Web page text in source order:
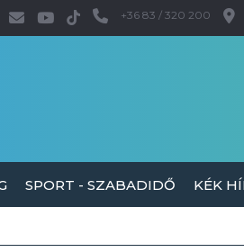
+36 83 / 320 200
SPORT - SZABADIDŐ KÉK